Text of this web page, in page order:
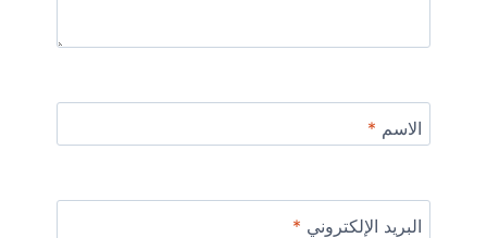
الاسم *
البريد الإلكتروني *